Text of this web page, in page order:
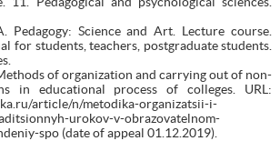
Pedagogy: Science and Art. Lecture course.
for students, teachers, postgraduate students.
of organization and carrying out of non-
in educational process of colleges. URL:
article/n/metodika-organizatsii-i-
urokov-v-obrazovatelnom-
spo (date of appeal 01.12.2019).